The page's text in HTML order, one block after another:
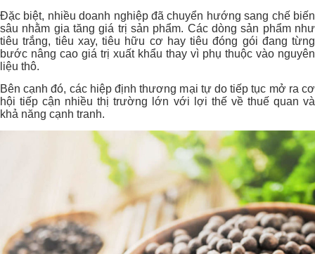
Đặc biệt, nhiều doanh nghiệp đã chuyển hướng sang chế biến
sâu nhằm gia tăng giá trị sản phẩm. Các dòng sản phẩm như
tiêu trắng, tiêu xay, tiêu hữu cơ hay tiêu đóng gói đang từng
bước nâng cao giá trị xuất khẩu thay vì phụ thuộc vào nguyên
liệu thô.
Bên cạnh đó, các hiệp định thương mại tự do tiếp tục mở ra cơ
hội tiếp cận nhiều thị trường lớn với lợi thế về thuế quan và
khả năng cạnh tranh.